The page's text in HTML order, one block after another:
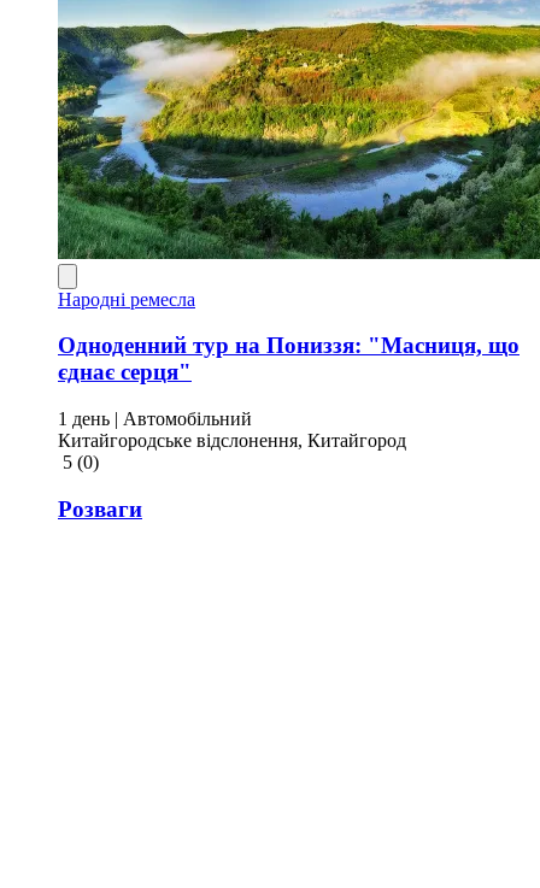
Народні ремесла
Одноденний тур на Пониззя: "Масниця, що
єднає серця"
1 день | Автомобільний
Китайгородське відслонення, Китайгород
5 (0)
Розваги